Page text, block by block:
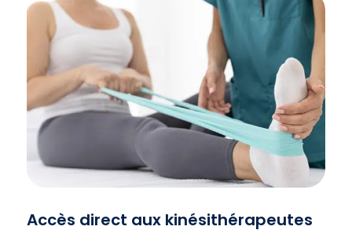
Accès direct aux kinésithérapeutes